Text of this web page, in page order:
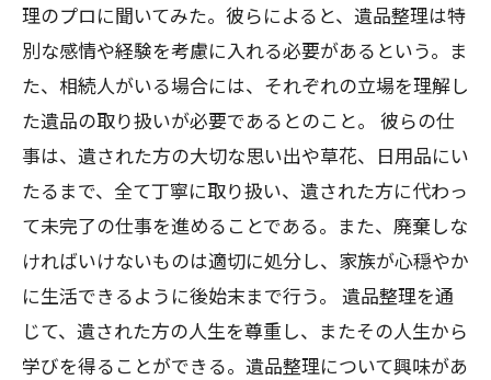
理のプロに聞いてみた。彼らによると、遺品整理は特
別な感情や経験を考慮に入れる必要があるという。ま
た、相続人がいる場合には、それぞれの立場を理解し
た遺品の取り扱いが必要であるとのこと。 彼らの仕
事は、遺された方の大切な思い出や草花、日用品にい
たるまで、全て丁寧に取り扱い、遺された方に代わっ
て未完了の仕事を進めることである。また、廃棄しな
ければいけないものは適切に処分し、家族が心穏やか
に生活できるように後始末まで行う。 遺品整理を通
じて、遺された方の人生を尊重し、またその人生から
学びを得ることができる。遺品整理について興味があ